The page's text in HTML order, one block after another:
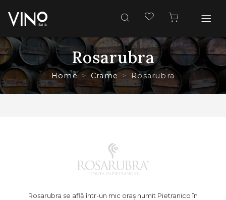
Rosarubra
Home Crame Rosarubra
Rosarubra se află într-un mic oraș numit Pietranico în